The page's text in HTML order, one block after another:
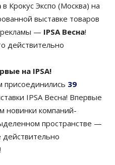
в Крокус Экспо (Москва) на
выставке товаров
рекламы — IPSA Весна!
действительно
на IPSA!
присоединились 39
IPSA Весна! Впервые
новинки компаний-
пространстве —
действительно